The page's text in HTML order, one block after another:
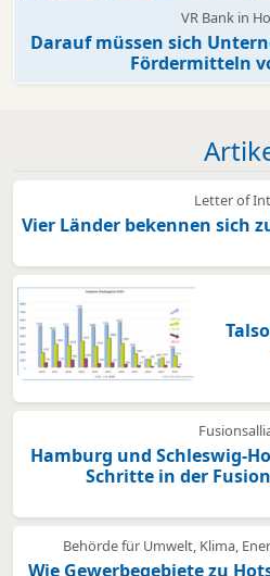
VR Bank in
Darauf müssen sich
Fördermitteln
Letter of
Vier Länder bekennen sich
Hamburg und Schleswig-
Schritte in der
Behörde für Umwelt, Klima,
Wie Gewerbegebiete zu